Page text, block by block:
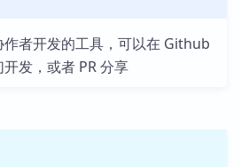
者开发的工具，可以在 Github
发，或者 PR 分享